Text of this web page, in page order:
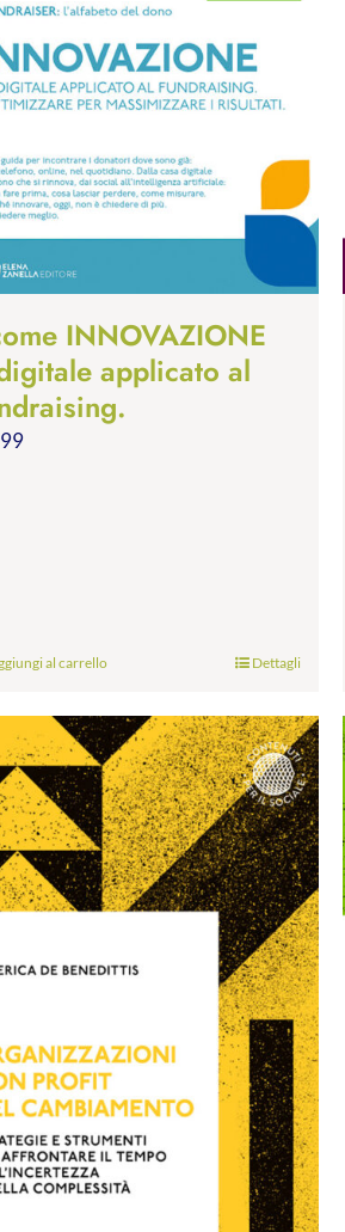
INNOVAZIONE
applicato al
al carrello Dettagli